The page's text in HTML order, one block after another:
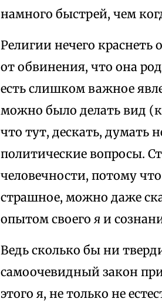
намного быстрей, чем
Религии нечего краснеть
от обвинения, что она
есть слишком важное
можно было делать вид
что тут, дескать, думать
политические вопросы.
человечности, потому
страшное, можно даже
опытом своего я и
Ведь сколько бы ни
самоочевидный закон
этого я, не только не